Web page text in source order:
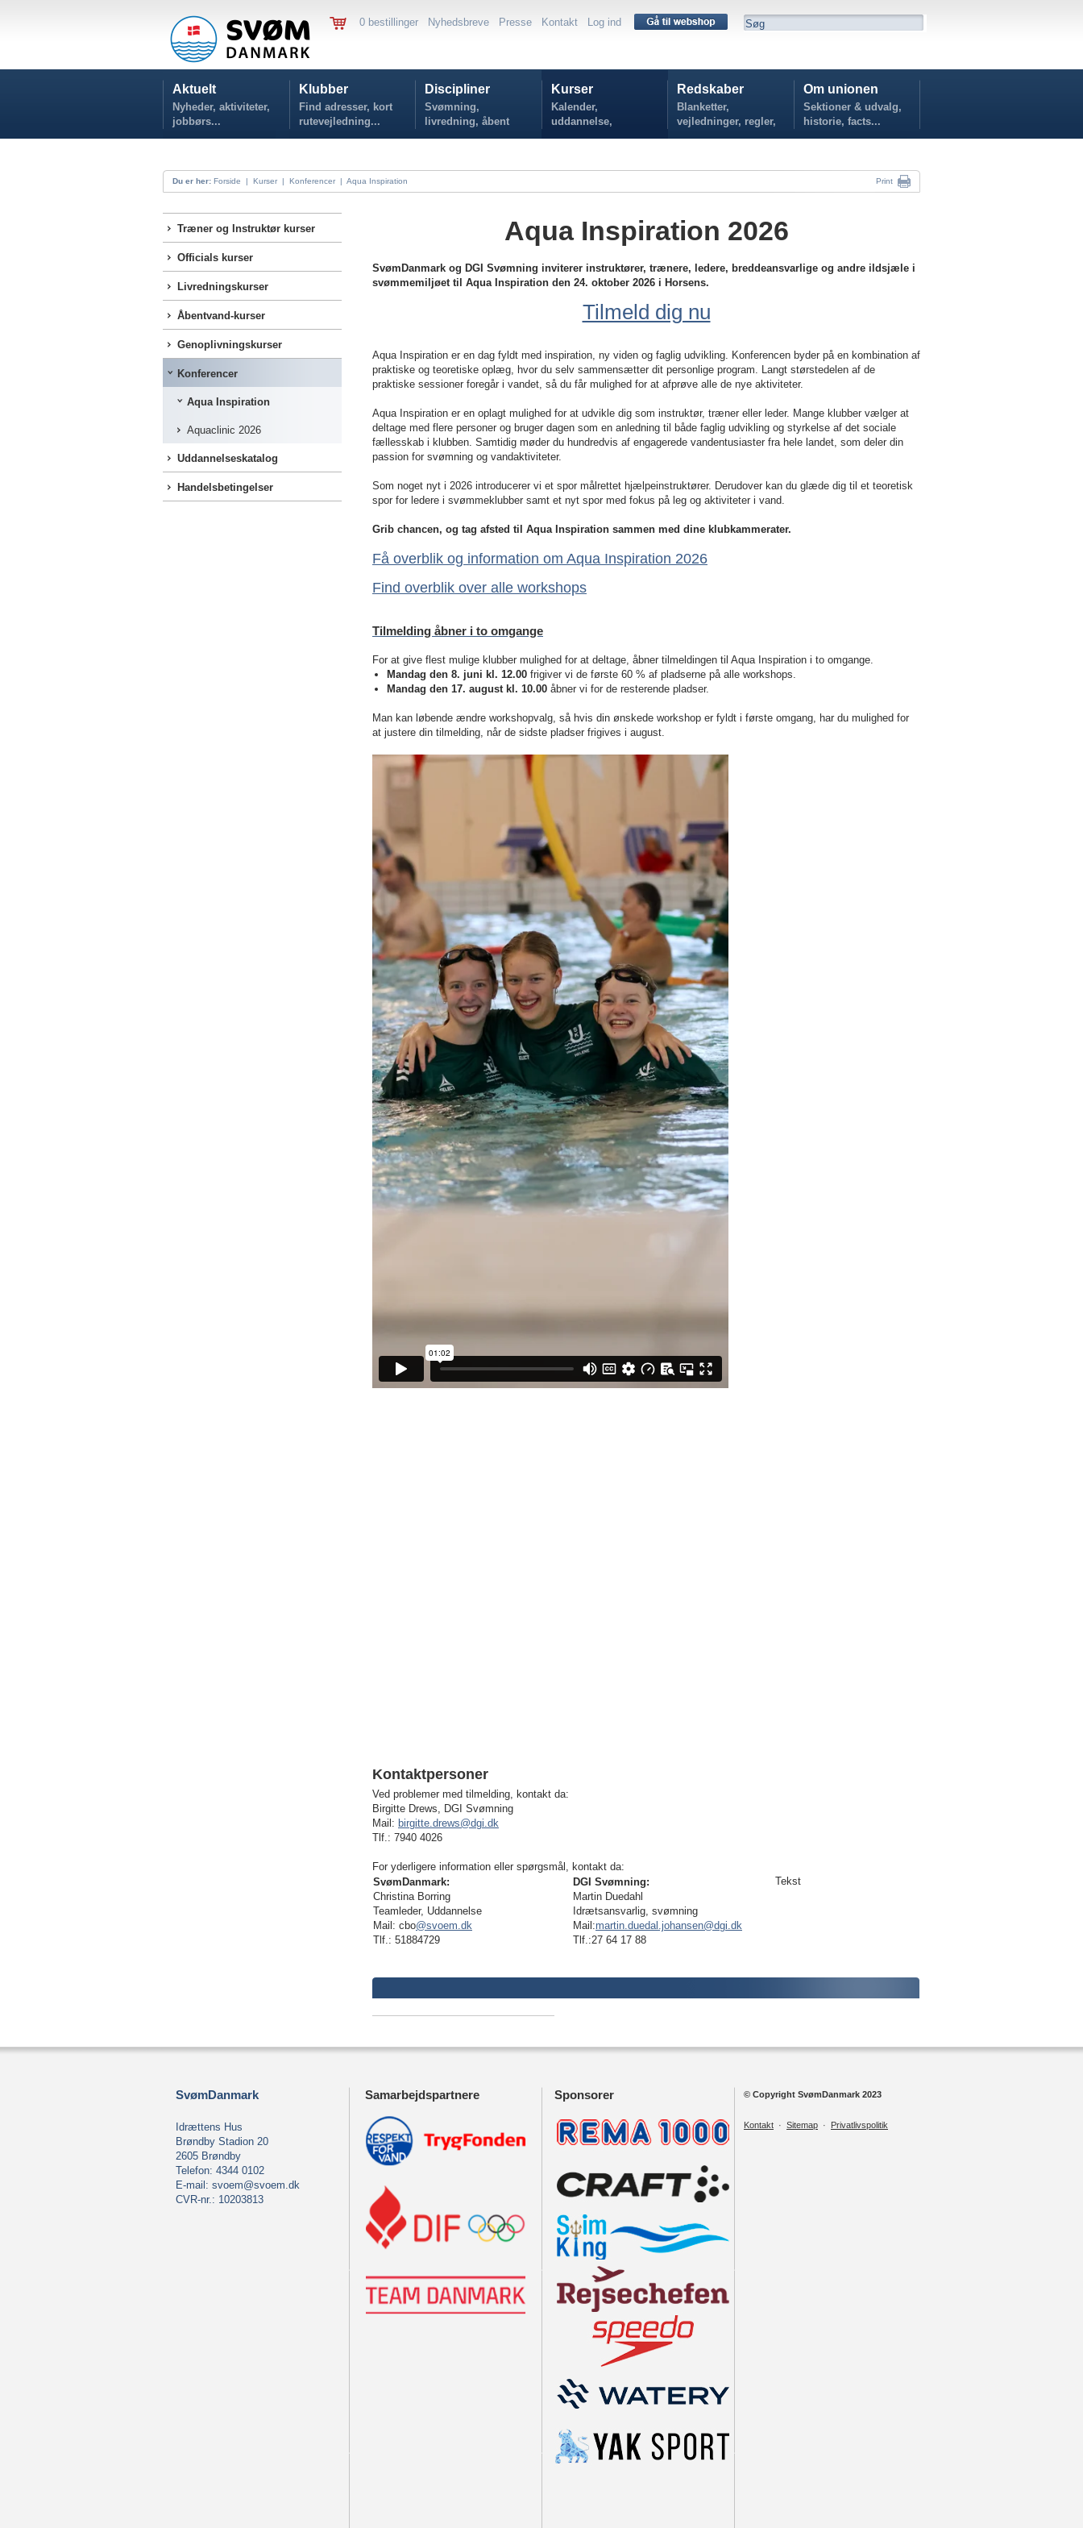
0 bestillinger Nyhedsbreve Presse Kontakt Log ind
Aktuelt
Nyheder, aktiviteter,
jobbørs...
Klubber
Find adresser, kort
rutevejledning...
Discipliner
Svømning,
livredning, åbent
vand...
Kurser
Kalender,
uddannelse,
tilmelding...
Redskaber
Blanketter,
vejledninger, regler,
politikker...
Om unionen
Sektioner & udvalg,
historie, facts...
Du er her: Forside | Kurser | Konferencer | Aqua Inspiration Print
Træner og Instruktør kurser
Officials kurser
Livredningskurser
Åbentvand-kurser
Genoplivningskurser
Konferencer
Aqua Inspiration
Aquaclinic 2026
Uddannelseskatalog
Handelsbetingelser
Aqua Inspiration 2026
SvømDanmark og DGI Svømning inviterer instruktører, trænere, ledere, breddeansvarlige og andre ildsjæle i
svømmemiljøet til Aqua Inspiration den 24. oktober 2026 i Horsens.
Tilmeld dig nu
Aqua Inspiration er en dag fyldt med inspiration, ny viden og faglig udvikling. Konferencen byder på en kombination af
praktiske og teoretiske oplæg, hvor du selv sammensætter dit personlige program. Langt størstedelen af de
praktiske sessioner foregår i vandet, så du får mulighed for at afprøve alle de nye aktiviteter.
Aqua Inspiration er en oplagt mulighed for at udvikle dig som instruktør, træner eller leder. Mange klubber vælger at
deltage med flere personer og bruger dagen som en anledning til både faglig udvikling og styrkelse af det sociale
fællesskab i klubben. Samtidig møder du hundredvis af engagerede vandentusiaster fra hele landet, som deler din
passion for svømning og vandaktiviteter.
Som noget nyt i 2026 introducerer vi et spor målrettet hjælpeinstruktører. Derudover kan du glæde dig til et teoretisk
spor for ledere i svømmeklubber samt et nyt spor med fokus på leg og aktiviteter i vand.
Grib chancen, og tag afsted til Aqua Inspiration sammen med dine klubkammerater.
Få overblik og information om Aqua Inspiration 2026
Find overblik over alle workshops
Tilmelding åbner i to omgange
For at give flest mulige klubber mulighed for at deltage, åbner tilmeldingen til Aqua Inspiration i to omgange.
Mandag den 8. juni kl. 12.00 frigiver vi de første 60 % af pladserne på alle workshops.
Mandag den 17. august kl. 10.00 åbner vi for de resterende pladser.
Man kan løbende ændre workshopvalg, så hvis din ønskede workshop er fyldt i første omgang, har du mulighed for
at justere din tilmelding, når de sidste pladser frigives i august.
Kontaktpersoner
Ved problemer med tilmelding, kontakt da:
Birgitte Drews, DGI Svømning
Mail: birgitte.drews@dgi.dk
Tlf.: 7940 4026
For yderligere information eller spørgsmål, kontakt da:
SvømDanmark:
Christina Borring
Teamleder, Uddannelse
Mail: cbo@svoem.dk
Tlf.: 51884729
DGI Svømning:
Martin Duedahl
Idrætsansvarlig, svømning
Mail:martin.duedal.johansen@dgi.dk
Tlf.:27 64 17 88
Tekst
SvømDanmark
Idrættens Hus
Brøndby Stadion 20
2605 Brøndby
Telefon: 4344 0102
E-mail: svoem@svoem.dk
CVR-nr.: 10203813
Samarbejdspartnere Sponsorer © Copyright SvømDanmark 2023
Kontakt · Sitemap · Privatlivspolitik